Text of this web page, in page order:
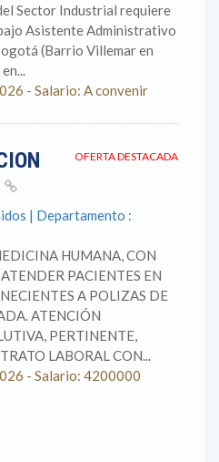
Sector Industrial requiere
Asistente Administrativo
(Barrio Villemar en
- Salario: A convenir
OFERTA DESTACADA
| Departamento :
HUMANA, CON
PACIENTES EN
A POLIZAS DE
ATENCIÓN
PERTINENTE,
LABORAL CON...
- Salario: 4200000